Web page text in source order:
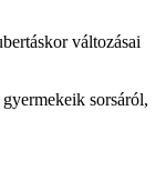
változásai
sorsáról,